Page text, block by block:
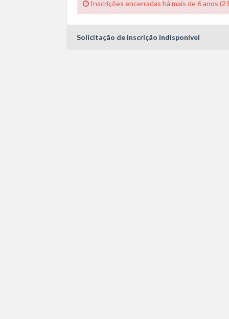
Inscrições encerradas há mais de 6 anos
Solicitação de inscrição indisponível